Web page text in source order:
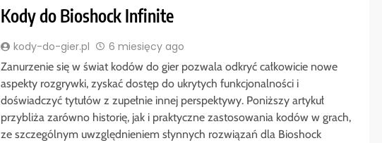
Kody do Bioshock Infinite
kody-do-gier.pl 6 miesięcy ago
Zanurzenie się w świat kodów do gier pozwala odkryć całkowicie nowe
aspekty rozgrywki, zyskać dostęp do ukrytych funkcjonalności i
doświadczyć tytułów z zupełnie innej perspektywy. Poniższy artykuł
przybliża zarówno historię, jak i praktyczne zastosowania kodów w grach,
ze szczególnym uwzględnieniem słynnych rozwiązań dla Bioshock